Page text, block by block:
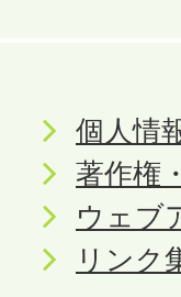
個人情
著作権
ウェブ
リンク